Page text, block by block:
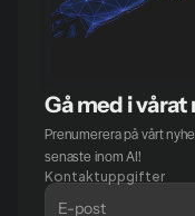
Gå med i
Prenumerera på vårt
senaste inom AI!
Kontaktuppgifter